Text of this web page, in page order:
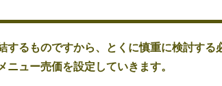
るものですから、とくに慎重に検討する
ュー売価を設定していきます。